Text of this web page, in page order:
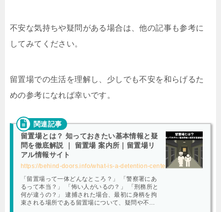
不安な気持ちや疑問がある場合は、他の記事も参考に
してみてください。
留置場での生活を理解し、少しでも不安を和らげるた
めの参考になれば幸いです。
留置場とは？ 知っておきたい基本情報と疑
問を徹底解説 ｜ 留置場 案内所｜留置場リ
アル情報サイト
https://behind-doors.info/what-is-a-detention-center/
「留置場って一体どんなところ？」 「警察署にあ
るって本当？」 「怖い人がいるの？」 「刑務所と
何が違うの？」 逮捕された場合、最初に身柄を拘
束される場所である留置場について、疑問や不安